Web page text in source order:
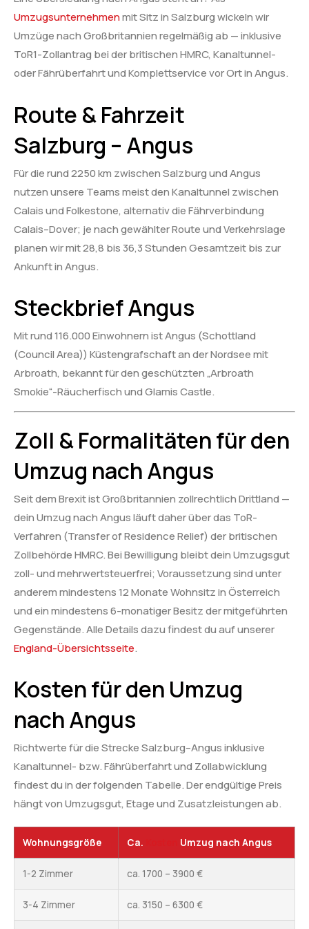
Umzugsunternehmenmit Sitz in Salzburg wickeln wir
Umzüge nach Großbritannien regelmäßig ab — inklusive
ToR1-Zollantrag bei der britischen HMRC, Kanaltunnel-
oder Fährüberfahrt und Komplettservice vor Ort in Angus.
Route & Fahrzeit
Salzburg – Angus
Für die rund 2250 km zwischen Salzburg und Angus
nutzen unsere Teams meist den Kanaltunnel zwischen
Calais und Folkestone, alternativ die Fährverbindung
Calais–Dover; je nach gewählter Route und Verkehrslage
planen wir mit 28,8 bis 36,3 Stunden Gesamtzeit bis zur
Ankunft in Angus.
Steckbrief Angus
Mit rund 116.000 Einwohnern ist Angus (Schottland
(Council Area)) Küstengrafschaft an der Nordsee mit
Arbroath, bekannt für den geschützten „Arbroath
Smokie“-Räucherfisch und Glamis Castle.
Zoll & Formalitäten für den
Umzug nach Angus
Seit dem Brexit ist Großbritannien zollrechtlich Drittland —
dein Umzug nach Angus läuft daher über das ToR-
Verfahren (Transfer of Residence Relief) der britischen
Zollbehörde HMRC. Bei Bewilligung bleibt dein Umzugsgut
zoll- und mehrwertsteuerfrei; Voraussetzung sind unter
anderem mindestens 12 Monate Wohnsitz in Österreich
und ein mindestens 6-monatiger Besitz der mitgeführten
Gegenstände. Alle Details dazu findest du auf unserer
England-Übersichtsseite.
Kosten für den Umzug
nach Angus
Richtwerte für die Strecke Salzburg–Angus inklusive
Kanaltunnel- bzw. Fährüberfahrt und Zollabwicklung
findest du in der folgenden Tabelle. Der endgültige Preis
hängt von Umzugsgut, Etage und Zusatzleistungen ab.
Wohnungsgröße Ca. Umzug nach Angus
1-2 Zimmer ca. 1700 – 3900 €
3-4 Zimmer ca. 3150 – 6300 €